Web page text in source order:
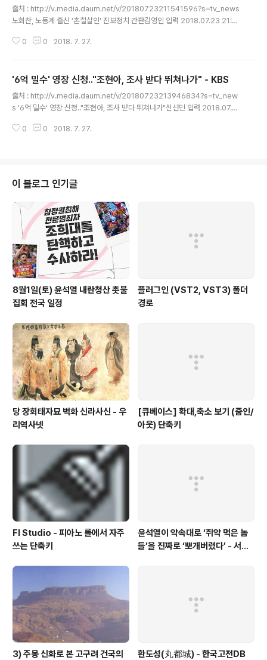
출처 : http://v.media.daum.net/v/20180723211541596?s=tv_news
노회찬, 노동계 출신 '촌철살인' 진보정치 간판김영인 입력 2018.07.23 21:15
까지. 노 의원은 파란만장한 삶을 살다 갔습니다. 권력과 재벌을 상대로 한 촌철
용접공부터 시작해 노동운동에 뛰어든 지 21년. 노회찬 의원은 2004년 드디어
민주노동당의 비례대표로 17대 국회에 입성합니다. [노회찬/당시 민주노동당
당선자 : "세비가 과도하다고 생각돼서 세비를 우..
0 0 2018. 7. 27.
'6억 밀수' 영장 신청.."조현아, 조사 받다 뛰쳐나가" - KBS
출처 : http://v.media.daum.net/v/20180723213946834?s=tv_new
s '6억 밀수' 영장 신청.."조현아, 조사 받다 뛰쳐나가"신선민 입력 2018.07.2
장에 대해 밀수 등의 혐의로 구속영장을 신청했습니다. 조 씨가 혐의를 대부분
확보했습니다. 관세청은 이들 대부분이 조현아 전 대한항공 부사장이 해외에서
들여온 것으로 보고 있습니다. 오늘 조씨에 대..
0 0 2018. 7. 27.
이 블로그 인기글
8월1일(토) 윤석열 내란청산 촛불
집회 전국 일정
플러그인 (VST2, VST3) 폴더
경로
당 장회태자묘 벽화 신라사신 - 우
리역사넷
[큐베이스] 확대,축소 보기 (줌인/
아웃) 단축키
Fl Studio - 피아노 롤에서 자주
쓰는 단축키
윤석열이 약속대로 ‘쥐약 먹은 놈
들’을 진짜로 ‘뽀개버렸다’ - 서울
3) 주몽 신화로 본 고구려 건국의 환도성(丸都城) - 한국고전DB